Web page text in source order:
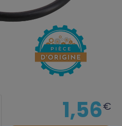
1,56€